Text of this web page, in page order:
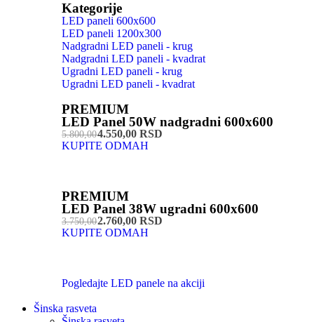
Kategorije
LED paneli 600x600
LED paneli 1200x300
Nadgradni LED paneli - krug
Nadgradni LED paneli - kvadrat
Ugradni LED paneli - krug
Ugradni LED paneli - kvadrat
PREMIUM
LED Panel 50W nadgradni 600x600
5.800,004.550,00 RSD
KUPITE ODMAH
PREMIUM
LED Panel 38W ugradni 600x600
3.750,002.760,00 RSD
KUPITE ODMAH
Pogledajte LED panele na akciji
Šinska rasveta